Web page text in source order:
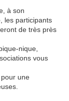
à son
les participants
de très près
nique,
vous
une